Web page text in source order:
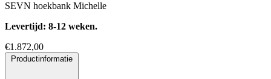
SEVN hoekbank Michelle
Levertijd: 8-12 weken.
€1.872,00
Productinformatie